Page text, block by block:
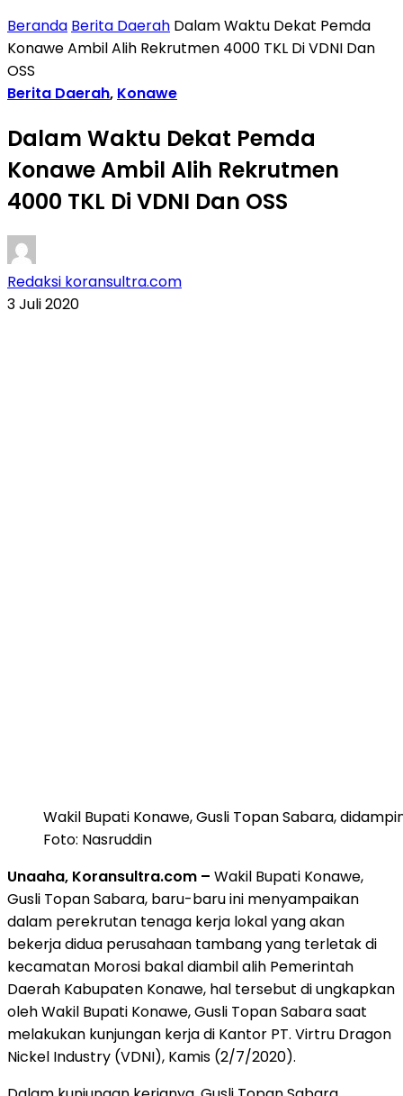
Beranda Berita Daerah Dalam Waktu Dekat Pemda
Konawe Ambil Alih Rekrutmen 4000 TKL Di VDNI Dan
OSS
Berita Daerah, Konawe
Dalam Waktu Dekat Pemda
Konawe Ambil Alih Rekrutmen
4000 TKL Di VDNI Dan OSS
Redaksi koransultra.com
3 Juli 2020
Wakil Bupati Konawe, Gusli Topan Sabara,
Foto: Nasruddin
Unaaha, Koransultra.com – Wakil Bupati Konawe,
Gusli Topan Sabara, baru-baru ini menyampaikan
dalam perekrutan tenaga kerja lokal yang akan
bekerja didua perusahaan tambang yang terletak di
kecamatan Morosi bakal diambil alih Pemerintah
Daerah Kabupaten Konawe, hal tersebut di ungkapkan
oleh Wakil Bupati Konawe, Gusli Topan Sabara saat
melakukan kunjungan kerja di Kantor PT. Virtru Dragon
Nickel Industry (VDNI), Kamis (2/7/2020).